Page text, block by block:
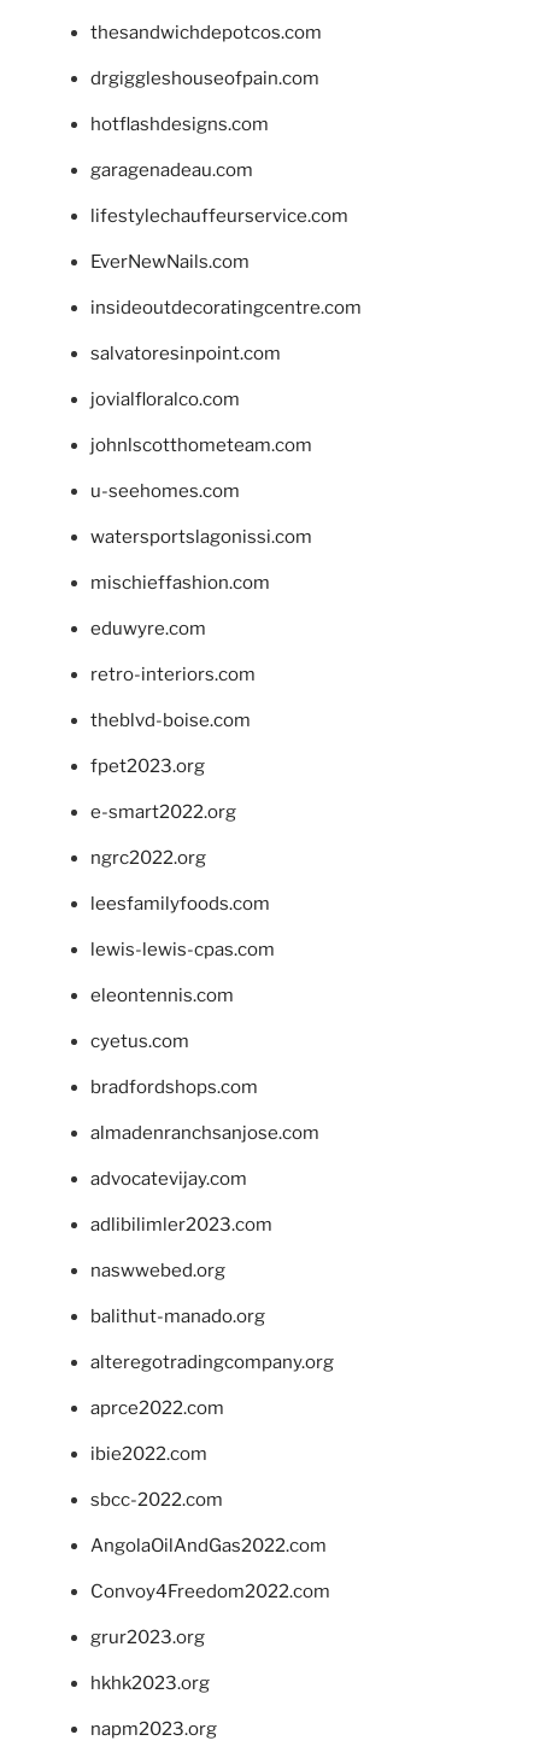
thesandwichdepotcos.com
drgiggleshouseofpain.com
hotflashdesigns.com
garagenadeau.com
lifestylechauffeurservice.com
EverNewNails.com
insideoutdecoratingcentre.com
salvatoresinpoint.com
jovialfloralco.com
johnlscotthometeam.com
u-seehomes.com
watersportslagonissi.com
mischieffashion.com
eduwyre.com
retro-interiors.com
theblvd-boise.com
fpet2023.org
e-smart2022.org
ngrc2022.org
leesfamilyfoods.com
lewis-lewis-cpas.com
eleontennis.com
cyetus.com
bradfordshops.com
almadenranchsanjose.com
advocatevijay.com
adlibilimler2023.com
naswwebed.org
balithut-manado.org
alteregotradingcompany.org
aprce2022.com
ibie2022.com
sbcc-2022.com
AngolaOilAndGas2022.com
Convoy4Freedom2022.com
grur2023.org
hkhk2023.org
napm2023.org